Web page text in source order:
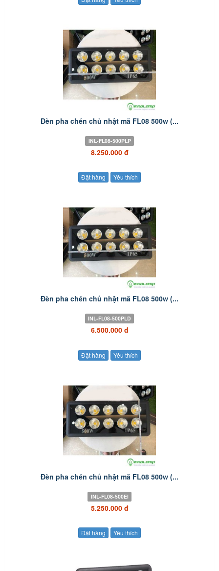
Đèn pha chén chủ nhật mã FL08 500w (...
INL-FL08-500PLP
8.250.000 đ
Đặt hàng Yêu thích
Đèn pha chén chủ nhật mã FL08 500w (...
INL-FL08-500PLD
6.500.000 đ
Đặt hàng Yêu thích
Đèn pha chén chủ nhật mã FL08 500w (...
INL-FL08-500EI
5.250.000 đ
Đặt hàng Yêu thích